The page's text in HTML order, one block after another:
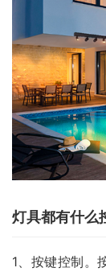
灯具都有什么
1、按键控制。